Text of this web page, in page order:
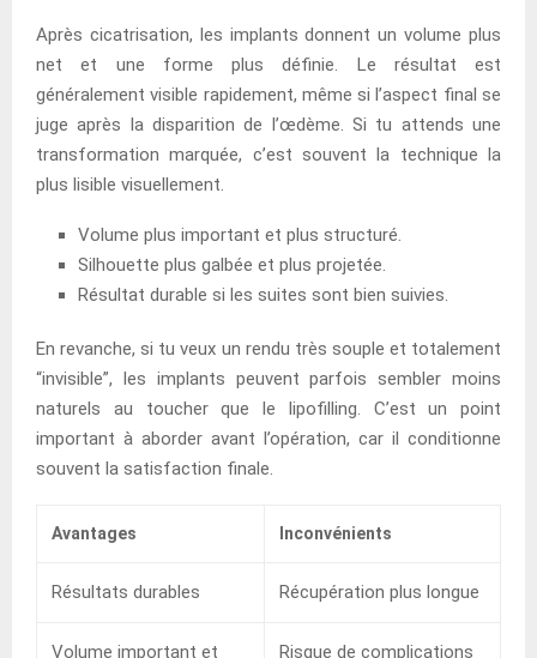
Après cicatrisation, les implants donnent un volume plus
net et une forme plus définie. Le résultat est
généralement visible rapidement, même si l’aspect final se
juge après la disparition de l’œdème. Si tu attends une
transformation marquée, c’est souvent la technique la
plus lisible visuellement.
Volume plus important et plus structuré.
Silhouette plus galbée et plus projetée.
Résultat durable si les suites sont bien suivies.
En revanche, si tu veux un rendu très souple et totalement
“invisible”, les implants peuvent parfois sembler moins
naturels au toucher que le lipofilling. C’est un point
important à aborder avant l’opération, car il conditionne
souvent la satisfaction finale.
Avantages Inconvénients
Résultats durables Récupération plus longue
Volume important et Risque de complications